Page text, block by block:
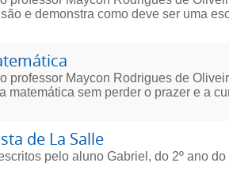
e demonstra como deve ser uma
professor Maycon Rodrigues de
matemática sem perder o prazer e a
de La Salle
pelo aluno Gabriel, do 2º ano